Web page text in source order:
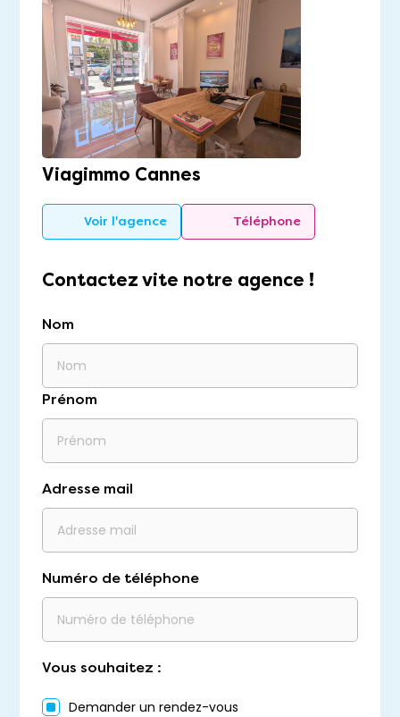
Viagimmo Cannes
Voir l'agence Téléphone
Contactez vite notre agence !
Nom
Prénom
Adresse mail
Numéro de téléphone
Vous souhaitez :
Demander un rendez-vous